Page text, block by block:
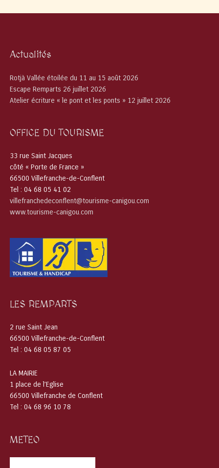
Actualités
Rotjà Vallée étoilée du 11 au 15 août 2026
Escape Remparts 26 juillet 2026
Atelier écriture « le pont et les ponts » 12 juillet 2026
OFFICE DU TOURISME
33 rue Saint Jacques
côté « Porte de France »
66500 Villefranche-de-Conflent
Tel : 04 68 05 41 02
villefranchedeconflent@tourisme-canigou.com
www.tourisme-canigou.com
LES REMPARTS
2 rue Saint Jean
66500 Villefranche-de-Conflent
Tel : 04 68 05 87 05
LA MAIRIE
1 place de l’Eglise
66500 Villefranche de Conflent
Tel : 04 68 96 10 78
METEO